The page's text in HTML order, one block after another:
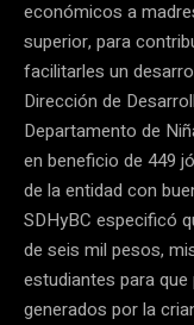
económicos a
superior, para
facilitarles un
Dirección de
Departamento de
en beneficio de 449
de la entidad con
SDHyBC especificó
de seis mil pesos,
estudiantes para
generados por la